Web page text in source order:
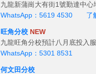
九龍新蒲崗大有街1號勤達中心
WhatsApp：5619 4530
了
旺角分校 NEW
九龍旺角分校預計八月底投入
WhatsApp：5301 8531
何文田分校